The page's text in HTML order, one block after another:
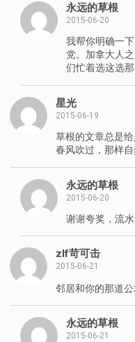
永远的草根
2015-06-20
我帮你明确一
党。加拿大人
们忙着选这选
星光
2015-06-19
草根的文章总是
春风吹过，那样
永远的草根
2015-06-20
谢谢夸奖，流
zlf苛可击
2015-06-21
邻居和你的那道
永远的草根
2015-06-21